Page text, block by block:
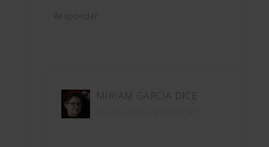
Responder
MIRIAM GARCIA DICE